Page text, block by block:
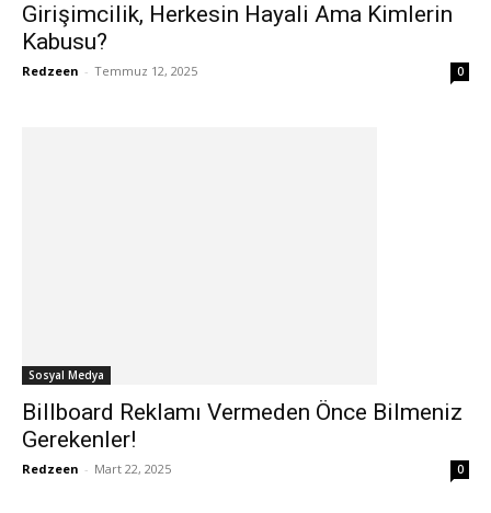
Girişimcilik, Herkesin Hayali Ama Kimlerin
Kabusu?
Redzeen - Temmuz 12, 2025 0
Sosyal Medya
Billboard Reklamı Vermeden Önce Bilmeniz
Gerekenler!
Redzeen - Mart 22, 2025 0